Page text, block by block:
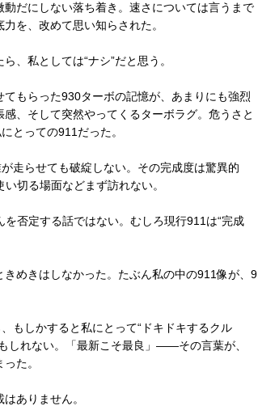
だにしない落ち着き。速さについては言うまで
を、改めて思い知らされた。
、私としては“ナシ”だと思う。
もらった930ターボの記憶が、あまりにも強烈
、そして突然やってくるターボラグ。危うさと
とっての911だった。
走らせても破綻しない。その完成度は驚異的
切る場面などまず訪れない。
否定する話ではない。むしろ現行911は“完成
めきはしなかった。たぶん私の中の911像が、9
もしかすると私にとって“ドキドキするクル
しれない。「最新こそ最良」――その言葉が、
た。
ありません。